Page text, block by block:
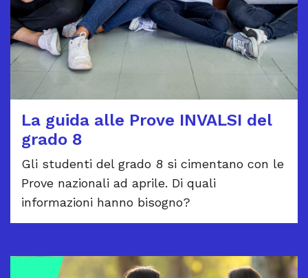
La guida alle Prove INVALSI del
grado 8
Gli studenti del grado 8 si cimentano con le
Prove nazionali ad aprile. Di quali
informazioni hanno bisogno?